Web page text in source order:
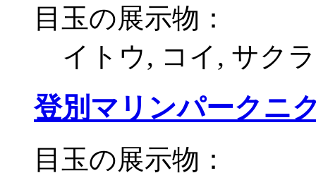
目玉の展示物：
イトウ, コイ, サク
登別マリンパークニ
目玉の展示物：